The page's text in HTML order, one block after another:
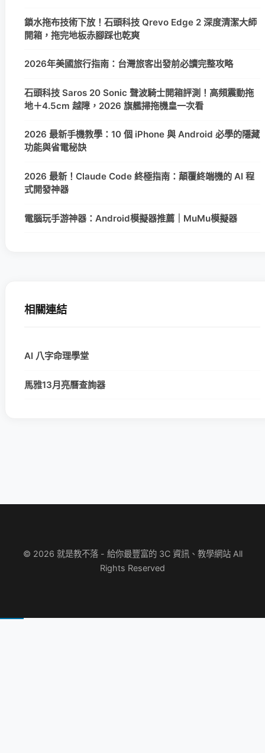
鎖水拖布技術下放！石頭科技 Qrevo Edge 2 深度清潔大師
開箱，拖完地板赤腳踩也乾爽
2026年美國旅行指南：台灣旅客出發前必讀完整攻略
石頭科技 Saros 20 Sonic 聲波騎士開箱評測！高頻震動拖
地＋4.5cm 越障，2026 旗艦掃拖機皇一次看
2026 最新手機教學：10 個 iPhone 與 Android 必學的隱藏
功能與省電秘訣
2026 最新！Claude Code 終極指南：顛覆終端機的 AI 程
式開發神器
電腦玩手游神器：Android模擬器推薦｜MuMu模擬器
相關連結
AI 八字命理學堂
馬雅13月亮曆查詢器
© 2026 就是教不落 - 給你最豐富的 3C 資訊、教學網站 All
Rights Reserved